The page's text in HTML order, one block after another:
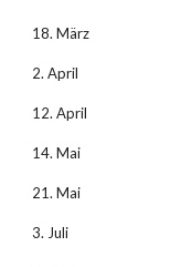
18. März
2. April
12. April
14. Mai
21. Mai
3. Juli